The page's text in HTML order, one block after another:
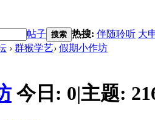
帖子 搜索 热搜: 伴随聆听 大
› 群猴学艺› 假期小作坊
今日: 0|主题: